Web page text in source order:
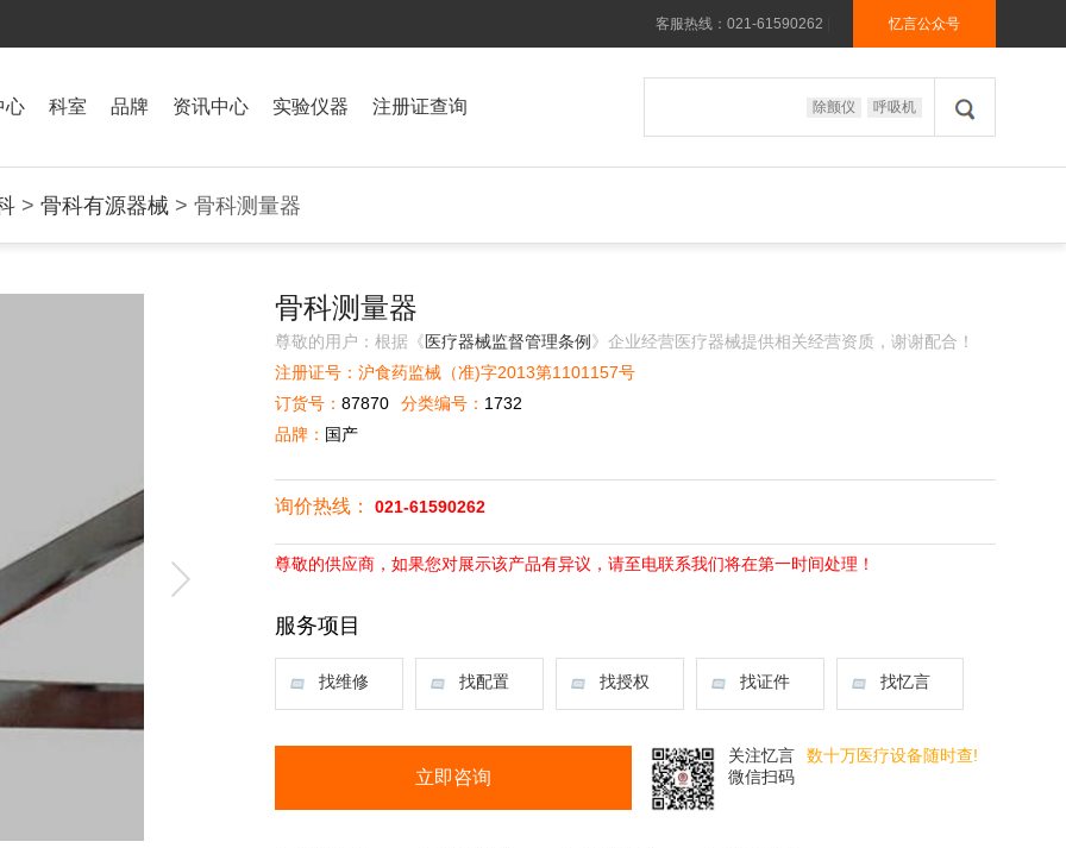
客服热线：021-61590262 忆言公众号
心 科室 品牌 资讯中心 实验仪器 注册证查询 除颤仪 呼吸机
> 骨科有源器械 > 骨科测量器
骨科测量器
尊敬的用户：根据《医疗器械监督管理条例 》企业经营医疗器械提供相关经营资质，谢谢配合！
注册证号：沪食药监械（准)字2013第1101157号
订货号： 87870 分类编号： 1732
品牌： 国产
询价热线： 021-61590262
尊敬的供应商，如果您对展示该产品有异议，请至电联系我们将在第一时间处理！
服务项目
找维修 找配置 找授权 找证件 找忆言
立即咨询
关注忆言
微信扫码
数十万医疗设备随时查!